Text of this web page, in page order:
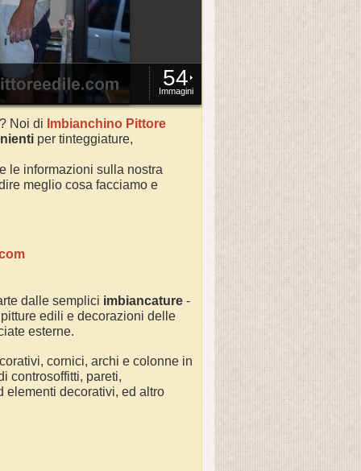
54
Immagini
? Noi di Imbianchino Pittore
per tinteggiature,
le informazioni sulla nostra
meglio cosa facciamo e
dalle semplici imbiancature -
edili e decorazioni delle
esterne.
cornici, archi e colonne in
controsoffitti, pareti,
elementi decorativi, ed altro